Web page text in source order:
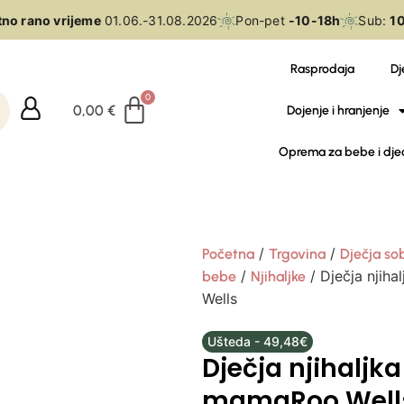
rano vrijeme01.06.-31.08.2026 Pon-pet-10-18h Sub:10-
0,00€
Rasprodaja
Dojenje i hranjenje
Oprema za bebe i
Početna / Trgovina / Dječja
bebe / Njihaljke / Dječja
Wells
Ušteda - 49,48€
Dječja njihaljka